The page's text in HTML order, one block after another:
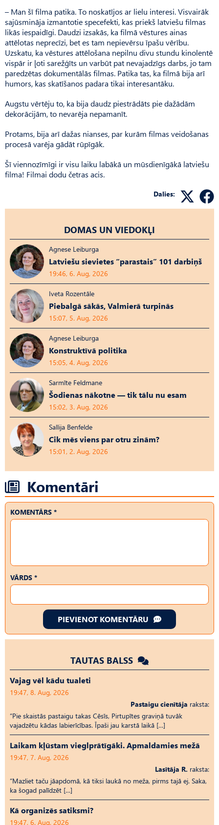
– Man šī filma patika. To noskatījos ar lielu interesi. Visvairāk
sajūsmināja izmantotie specefekti, kas priekš latviešu filmas
likās iespaidīgi. Daudzi izsakās, ka filmā vēstures ainas
attēlotas neprecīzi, bet es tam nepievērsu īpašu vērību.
Uzskatu, ka vēstures attēlošana nepilnu divu stundu kinolentē
vispār ir ļoti sarežģīts un varbūt pat nevajadzīgs darbs, jo tam
paredzētas dokumentālās filmas. Patika tas, ka filmā bija arī
humors, kas skatīšanos padara tikai interesantāku.
Augstu vērtēju to, ka bija daudz piestrādāts pie dažādām
dekorācijām, to nevarēja nepamanīt.
Protams, bija arī dažas nianses, par kurām filmas veidošanas
procesā varēja gādāt rūpīgāk.
Šī viennozīmīgi ir visu laiku labākā un mūsdienīgākā latviešu
filma! Filmai dodu četras acis.
Dalies:
DOMAS UN VIEDOKĻI
Agnese Leiburga
Latviešu sievietes “parastais” 101 darbiņš
19:46, 6. Aug, 2026
Iveta Rozentāle
Piebalgā sākās, Valmierā turpinās
15:07, 5. Aug, 2026
Agnese Leiburga
Konstruktīvā politika
15:05, 4. Aug, 2026
Sarmīte Feldmane
Šodienas nākotne — tik tālu nu esam
15:02, 3. Aug, 2026
Sallija Benfelde
Cik mēs viens par otru zinām?
15:01, 2. Aug, 2026
Komentāri
KOMENTĀRS *
VĀRDS *
PIEVIENOT KOMENTĀRU
TAUTAS BALSS
Vajag vēl kādu tualeti
19:47, 8. Aug, 2026
Pastaigu cienītāja raksta:
“Pie skaistās pastaigu takas Cēsīs, Pirtupītes graviņā tuvāk
vajadzētu kādas labierīcības. Īpaši jau karstā laikā […]
Laikam kļūstam vieglprātīgāki. Apmaldamies mežā
19:47, 7. Aug, 2026
Lasītāja R. raksta:
“Mazliet taču jāapdomā, kā tiksi laukā no meža, pirms tajā ej. Saka,
ka šogad palīdzēt […]
Kā organizēs satiksmi?
19:47, 6. Aug, 2026